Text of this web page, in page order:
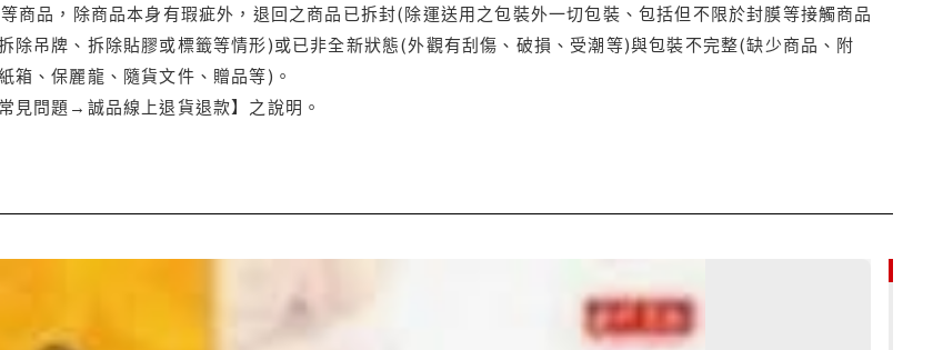
商品，除商品本身有瑕疵外，退回之商品已拆封(除運送用之包裝外一切包裝、包括但不限於封膜等接觸商品
除吊牌、拆除貼膠或標籤等情形)或已非全新狀態(外觀有刮傷、破損、受潮等)與包裝不完整(缺少商品、附
箱、保麗龍、隨貨文件、贈品等)。
見問題→誠品線上退貨退款】之說明。